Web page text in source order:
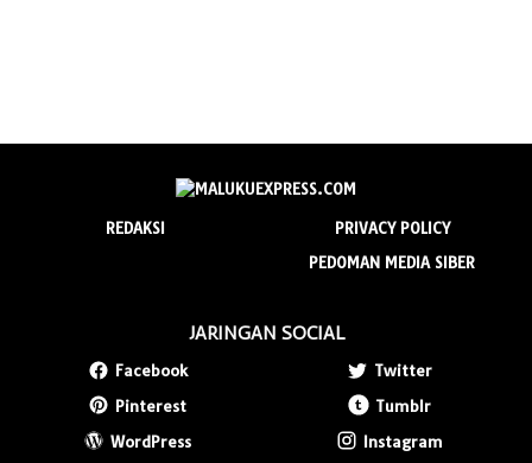
REDAKSI
PRIVACY POLICY
PEDOMAN MEDIA SIBER
JARINGAN SOCIAL
Facebook
Twitter
Pinterest
Tumblr
WordPress
Instagram